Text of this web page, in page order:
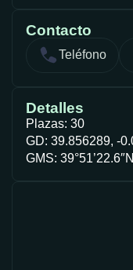
Contacto
Teléfono
Detalles
Plazas: 30
GD: 39.856289, -
GMS: